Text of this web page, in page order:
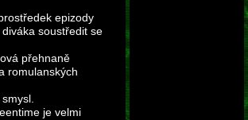
epizody
soustředit se
přehnaně
romulanských
je velmi